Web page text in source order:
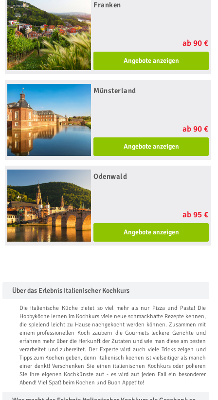
Franken
ab 90 €
Angebote anzeigen
Münsterland
ab 90 €
Angebote anzeigen
Odenwald
ab 95 €
Angebote anzeigen
Über das Erlebnis Italienischer Kochkurs
Die italienische Küche bietet so viel mehr als nur Pizza und Pasta! Die
Hobbyköche lernen im Kochkurs viele neue schmackhafte Rezepte kennen,
die spielend leicht zu Hause nachgekocht werden können. Zusammen mit
einem professionellen Koch zaubern die Gourmets leckere Gerichte und
erfahren mehr über die Herkunft der Zutaten und wie man diese am besten
verarbeitet und zubereitet. Der Experte wird auch viele Tricks zeigen und
Tipps zum Kochen geben, denn italienisch kochen ist vielseitiger als manch
einer denkt! Verschenken Sie einen italienischen Kochkurs oder polieren
Sie Ihre eigenen Kochkünste auf - es wird auf jeden Fall ein besonderer
Abend! Viel Spaß beim Kochen und Buon Appetito!